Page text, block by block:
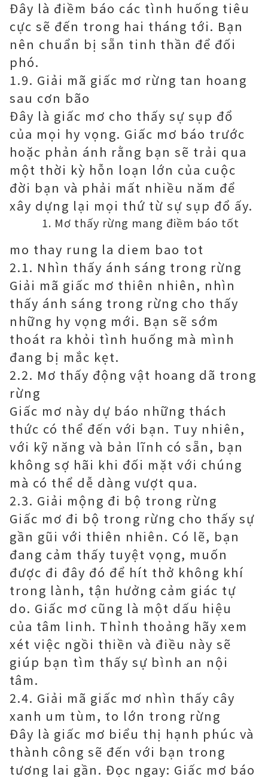
Đây là điềm báo các tình huống tiêu
cực sẽ đến trong hai tháng tới. Bạn
nên chuẩn bị sẵn tinh thần để đối
phó.
1.9. Giải mã giấc mơ rừng tan hoang
sau cơn bão
Đây là giấc mơ cho thấy sự sụp đổ
của mọi hy vọng. Giấc mơ báo trước
hoặc phản ánh rằng bạn sẽ trải qua
một thời kỳ hỗn loạn lớn của cuộc
đời bạn và phải mất nhiều năm để
xây dựng lại mọi thứ từ sự sụp đổ ấy.
Mơ thấy rừng mang điềm báo tốt
mo thay rung la diem bao tot
2.1. Nhìn thấy ánh sáng trong rừng
Giải mã giấc mơ thiên nhiên, nhìn
thấy ánh sáng trong rừng cho thấy
những hy vọng mới. Bạn sẽ sớm
thoát ra khỏi tình huống mà mình
đang bị mắc kẹt.
2.2. Mơ thấy động vật hoang dã trong
rừng
Giấc mơ này dự báo những thách
thức có thể đến với bạn. Tuy nhiên,
với kỹ năng và bản lĩnh có sẵn, bạn
không sợ hãi khi đối mặt với chúng
mà có thể dễ dàng vượt qua.
2.3. Giải mộng đi bộ trong rừng
Giấc mơ đi bộ trong rừng cho thấy sự
gần gũi với thiên nhiên. Có lẽ, bạn
đang cảm thấy tuyệt vọng, muốn
được đi đây đó để hít thở không khí
trong lành, tận hưởng cảm giác tự
do. Giấc mơ cũng là một dấu hiệu
của tâm linh. Thỉnh thoảng hãy xem
xét việc ngồi thiền và điều này sẽ
giúp bạn tìm thấy sự bình an nội
tâm.
2.4. Giải mã giấc mơ nhìn thấy cây
xanh um tùm, to lớn trong rừng
Đây là giấc mơ biểu thị hạnh phúc và
thành công sẽ đến với bạn trong
tương lai gần. Đọc ngay: Giấc mơ báo